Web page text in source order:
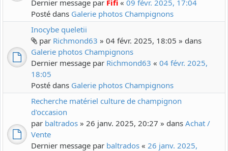
Dernier message par Fifi « 09 févr. 2025, 17:04
Posté dans Galerie photos Champignons
Inocybe queletii
par Richmond63 » 04 févr. 2025, 18:05 » dans
Galerie photos Champignons
Dernier message par Richmond63 « 04 févr. 2025,
18:05
Posté dans Galerie photos Champignons
Recherche matériel culture de champignon
d'occasion
par baltrados » 26 janv. 2025, 20:27 » dans Achat /
Vente
Dernier message par baltrados « 26 janv. 2025,